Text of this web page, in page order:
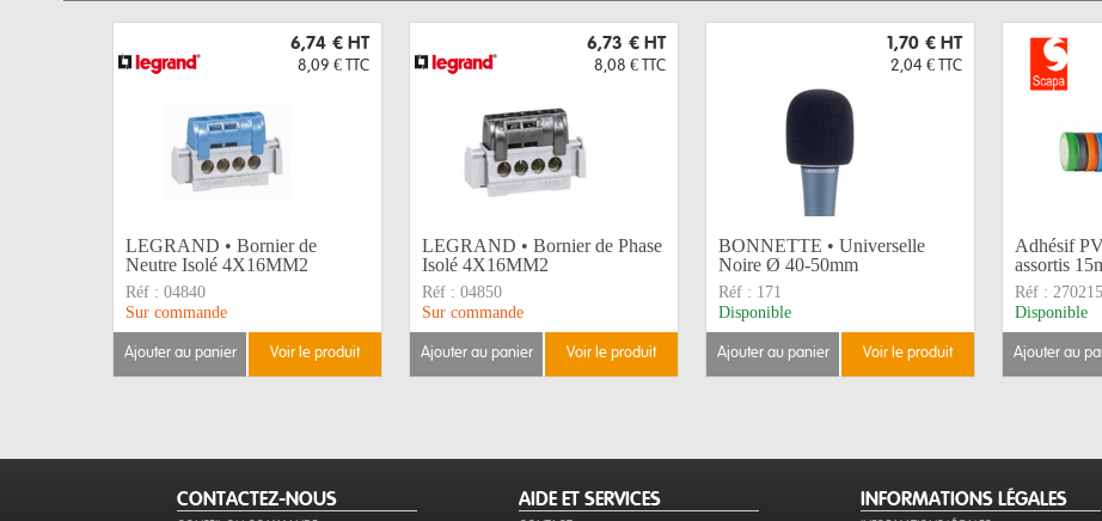
6,74 € HT
8,09 € TTC
LEGRAND • Bornier de
Neutre Isolé 4X16MM2
Réf : 04840
Sur commande
ajouter au panier voir le produit
6,73 € HT
8,08 € TTC
LEGRAND • Bornier de Phase
Isolé 4X16MM2
Réf : 04850
Sur commande
ajouter au panier voir le produit
1,70 € HT
2,04 € TTC
BONNETTE • Universelle
Noire Ø 40-50mm
Réf : 171
Disponible
ajouter au panier voir le produit
Adhésif
assortis
Réf :
Disponible
ajouter au
CONTACTEZ-NOUS AIDE ET SERVICES INFORMATIONS LÉGALES